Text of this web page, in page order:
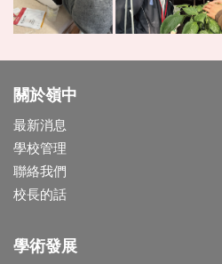
關於嶺中
最新消息
學校管理
聯絡我們
校長的話
學術發展